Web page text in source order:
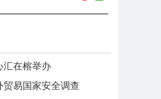
汇在榕举办
易国家安全调查